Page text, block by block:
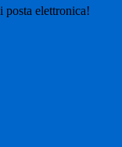
posta elettronica!